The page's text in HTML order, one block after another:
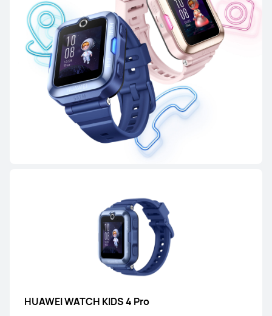
HUAWEI WATCH KIDS 4 Pro
WATCH FIT Series
HUAWEI WATCH FIT 5 Pro
Desde $ 949.900 $ 1.399.900
Conoce más Comprar
HUAWEI WATCH FIT 5
Desde $ 749.900
Conoce más